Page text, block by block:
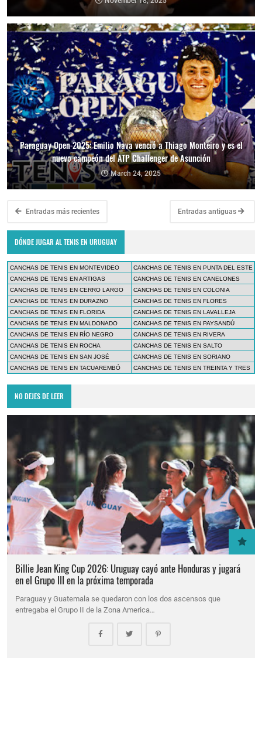
Paraguay Open 2025: Emilio Nava venció a Thiago Monteiro y es el
nuevo campeón del ATP Challenger de Asunción
March 24, 2025
Entradas más recientes Entradas antiguas
DÓNDE JUGAR AL TENIS EN URUGUAY
CANCHAS DE TENIS EN MONTEVIDEO
CANCHAS DE TENIS EN PUNTA DEL ESTE
CANCHAS DE TENIS EN ARTIGAS
CANCHAS DE TENIS EN CANELONES
CANCHAS DE TENIS EN CERRO LARGO
CANCHAS DE TENIS EN COLONIA
CANCHAS DE TENIS EN DURAZNO
CANCHAS DE TENIS EN FLORES
CANCHAS DE TENIS EN FLORIDA
CANCHAS DE TENIS EN LAVALLEJA
CANCHAS DE TENIS EN MALDONADO
CANCHAS DE TENIS EN PAYSANDÚ
CANCHAS DE TENIS EN RÍO NEGRO
CANCHAS DE TENIS EN RIVERA
CANCHAS DE TENIS EN ROCHA
CANCHAS DE TENIS EN SALTO
CANCHAS DE TENIS EN SAN JOSÉ
CANCHAS DE TENIS EN SORIANO
CANCHAS DE TENIS EN TACUAREMBÓ
CANCHAS DE TENIS EN TREINTA Y TRES
NO DEJES DE LEER
Billie Jean King Cup 2026: Uruguay cayó ante Honduras y jugará
en el Grupo III en la próxima temporada
Paraguay y Guatemala se quedaron con los dos ascensos que
entregaba el Grupo II de la Zona America…